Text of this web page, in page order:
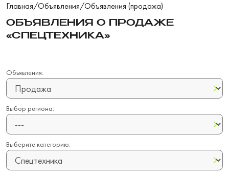
Главная/Объявления/Объявления (продажа)
ОБЪЯВЛЕНИЯ О ПРОДАЖЕ
«СПЕЦТЕХНИКА»
Объявления:
Выбор региона:
Выберите категорию: